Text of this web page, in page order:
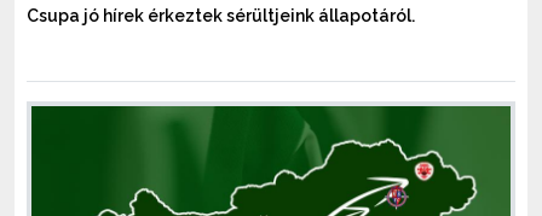
Csupa jó hírek érkeztek sérültjeink állapotáról.